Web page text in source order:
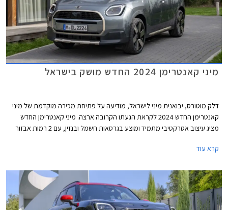
מיני קאנטרימן 2024 החדש מושק בישראל
דלק מוטורס, יבואנית מיני לישראל, מודיעה על פתיחת מכירה מוקדמת של מיני
קאנטרימן החדש 2024 לקראת הגעתו הקרובה ארצה. מיני קאנטרימן החדש
מציג עיצוב אטרקטיבי מתמיד ומוצע בגרסאות חשמל ובנזין, עם 2 רמות אבזור
קרא עוד